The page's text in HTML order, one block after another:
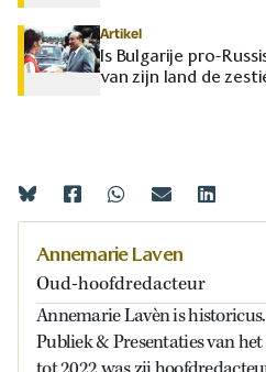
Artikel
Is Bulgarije pro-
van zijn land de
Annemarie Laven
Oud-hoofdredacteur
Annemarie Lavèn is
Publiek & Presentaties van